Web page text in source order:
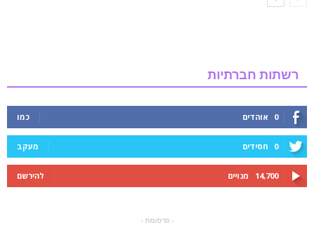
רשתות חברתיות
0 אוהדים כמו
0 חסידים מעקב
14,700 מנויים להירשם
- פרסומת -